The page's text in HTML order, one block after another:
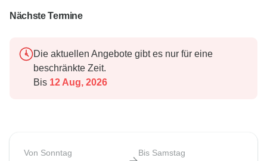
Nächste Termine
Die aktuellen Angebote gibt es nur für eine
beschränkte Zeit.
Bis 12 Aug, 2026
Von Sonntag Bis Samstag